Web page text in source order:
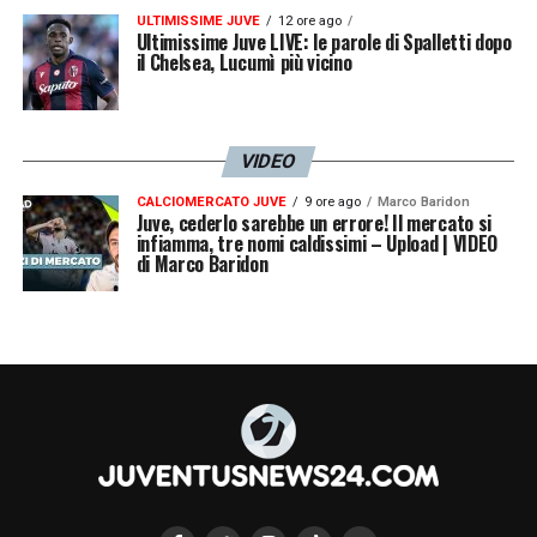
quale voglio dedicare tutto me stesso.
Un grazie alla mia famiglia, alla società ed a
tutti coloro che mi hanno sostenuto fin dal
primo momento, quando questo obiettivo
era ancora un sogno».
LA PLAYLIST DELLE NOSTRE TOP NEWS
ULTIMISSIME JUVE 12 ore ago
Ultimissime Juve LIVE: le parole di Spalletti dopo
il Chelsea, Lucumì più vicino
VIDEO
CALCIOMERCATO JUVE 9 ore ago Marco Baridon
Juve, cederlo sarebbe un errore! Il mercato si
infiamma, tre nomi caldissimi – Upload | VIDEO
di Marco Baridon